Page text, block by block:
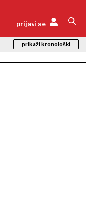
prijavi se
prikaži kronološki